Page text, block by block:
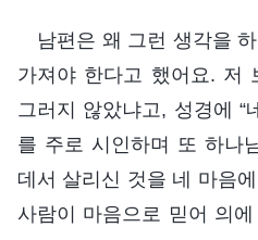
남편은 왜 그런 생각을
가져야 한다고 했어요. 저
그러지 않았냐고, 성경에
를 주로 시인하며 또 하나
데서 살리신 것을 네 마음
사람이 마음으로 믿어 의